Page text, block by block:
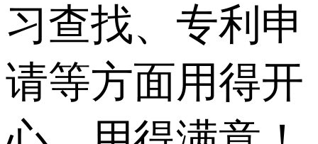
习查找、专利申
请等方面用得开